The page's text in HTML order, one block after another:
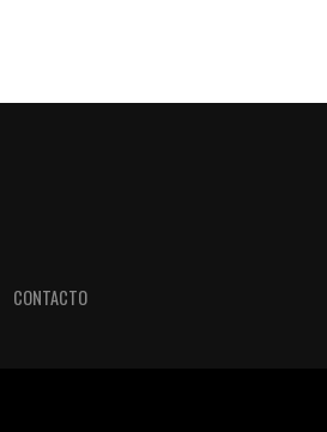
CONTACTO